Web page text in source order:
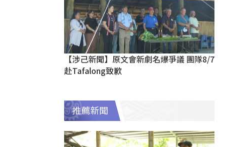
【涉己新聞】原文會新劇名爆爭議 團隊8/7
赴Tafalong致歉
推薦新聞